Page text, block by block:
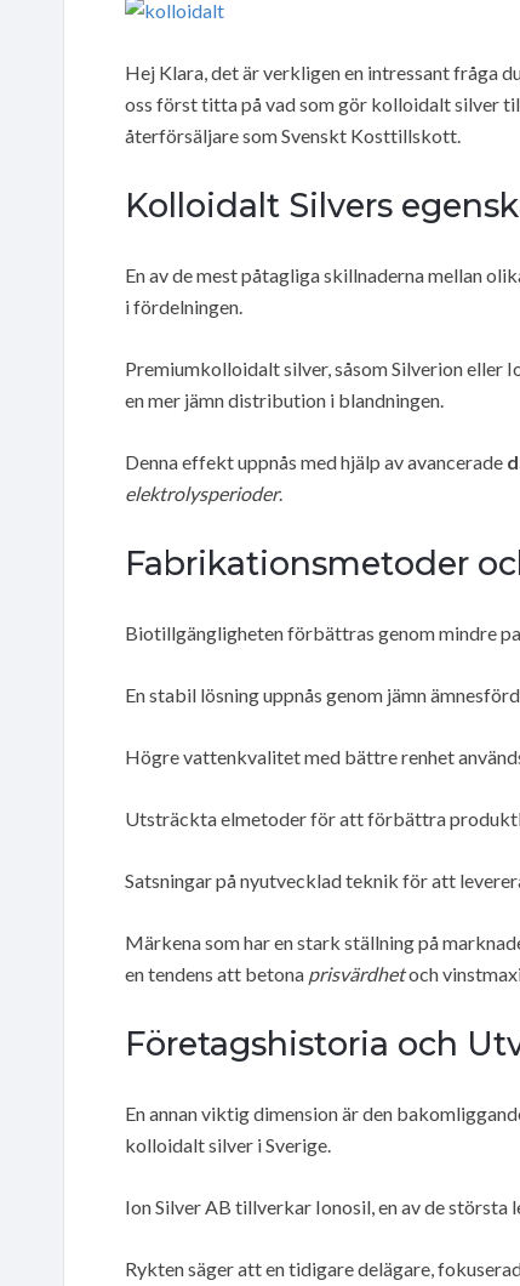
Hej Klara, det är verkligen en intressant fråga
oss först titta på vad som gör kolloidalt silver
återförsäljare som Svenskt Kosttillskott.
Kolloidalt Silvers
En av de mest påtagliga skillnaderna mellan
i fördelningen.
Premiumkolloidalt silver, såsom Silverion eller
en mer jämn distribution i blandningen.
Denna effekt uppnås med hjälp av avancerade
elektrolysperioder.
Fabrikationsmetoder
Biotillgängligheten förbättras genom mindre
En stabil lösning uppnås genom jämn
Högre vattenkvalitet med bättre renhet
Utsträckta elmetoder för att förbättra
Satsningar på nyutvecklad teknik för att
Märkena som har en stark ställning på
en tendens att betona prisvärdhetoch
Företagshistoria och
En annan viktig dimension är den
kolloidalt silver i Sverige.
Ion Silver AB tillverkar Ionosil, en av de största
Rykten säger att en tidigare delägare,